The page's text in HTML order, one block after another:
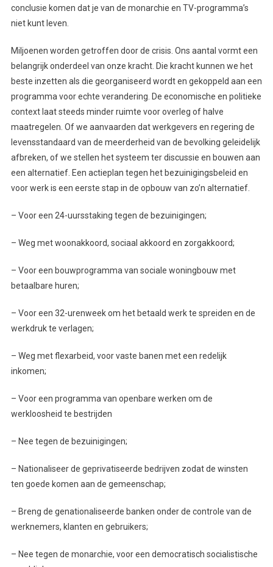
conclusie komen dat je van de monarchie en TV-programma’s
niet kunt leven.
Miljoenen worden getroffen door de crisis. Ons aantal vormt een
belangrijk onderdeel van onze kracht. Die kracht kunnen we het
beste inzetten als die georganiseerd wordt en gekoppeld aan een
programma voor echte verandering. De economische en politieke
context laat steeds minder ruimte voor overleg of halve
maatregelen. Of we aanvaarden dat werkgevers en regering de
levensstandaard van de meerderheid van de bevolking geleidelijk
afbreken, of we stellen het systeem ter discussie en bouwen aan
een alternatief. Een actieplan tegen het bezuinigingsbeleid en
voor werk is een eerste stap in de opbouw van zo’n alternatief.
– Voor een 24-uursstaking tegen de bezuinigingen;
– Weg met woonakkoord, sociaal akkoord en zorgakkoord;
– Voor een bouwprogramma van sociale woningbouw met
betaalbare huren;
– Voor een 32-urenweek om het betaald werk te spreiden en de
werkdruk te verlagen;
– Weg met flexarbeid, voor vaste banen met een redelijk
inkomen;
– Voor een programma van openbare werken om de
werkloosheid te bestrijden
– Nee tegen de bezuinigingen;
– Nationaliseer de geprivatiseerde bedrijven zodat de winsten
ten goede komen aan de gemeenschap;
– Breng de genationaliseerde banken onder de controle van de
werknemers, klanten en gebruikers;
– Nee tegen de monarchie, voor een democratisch socialistische